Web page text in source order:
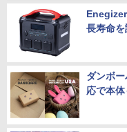
長寿命
ダンボ
応で本